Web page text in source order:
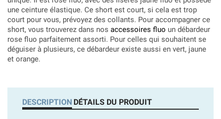
une ceinture élastique. Ce short est court, si cela est trop
court pour vous, prévoyez des collants. Pour accompagner ce
short, vous trouverez dans nos accessoires fluo un débardeur
rose fluo parfaitement assorti. Pour celles qui souhaitent se
déguiser à plusieurs, ce débardeur existe aussi en vert, jaune
et orange.
DESCRIPTION DÉTAILS DU PRODUIT